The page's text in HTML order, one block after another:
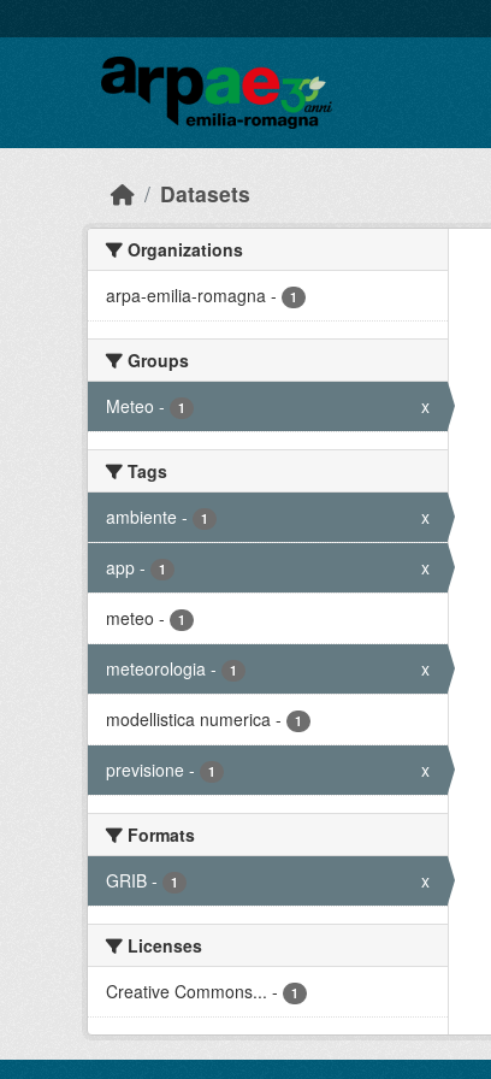
Datasets
Organizations
arpa-emilia-romagna - 1
Groups
Meteo - 1 x
Tags
ambiente - 1 x
app - 1 x
meteo - 1
meteorologia - 1 x
modellistica numerica - 1
previsione - 1 x
Formats
GRIB - 1 x
Licenses
Creative Commons... - 1